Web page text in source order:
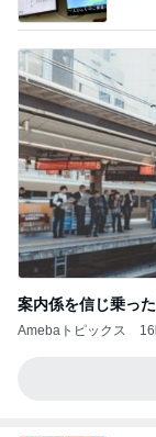
案内係を信じ乗っ
Amebaトピックス